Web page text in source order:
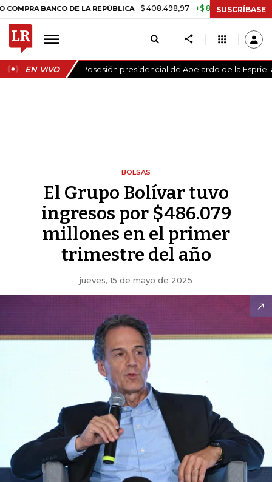
BANCO DE LA REPÚBLICA $ 408.498,97 +$ 8.753,81 +2,19% TASA
SUSCRÍBASE
EN VIVO Posesión presidencial de Abelardo de la
BOLSAS
El Grupo Bolívar tuvo
ingresos por $486.079
millones en el primer
trimestre del año
jueves, 15 de mayo de 2025